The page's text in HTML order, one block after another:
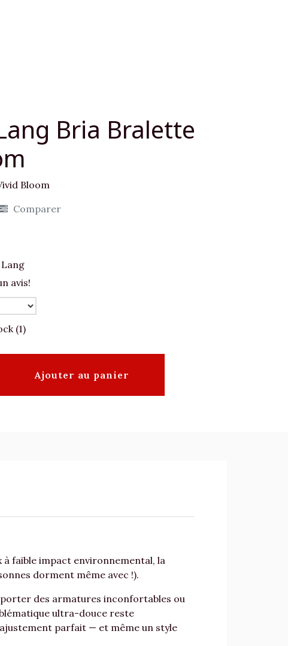
Bria Bralette
Bloom
Comparer
avis!
(1)
Ajouter au panier
faible impact environnemental, la
dorment même avec !).
des armatures inconfortables ou
ultra-douce reste
parfait — et même un style